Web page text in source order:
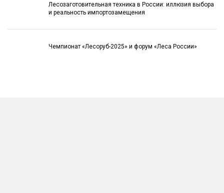
Лесозаготовительная техника в России: иллюзия выбора
и реальность импортозамещения
Чемпионат «Лесоруб-2025» и форум «Леса России»